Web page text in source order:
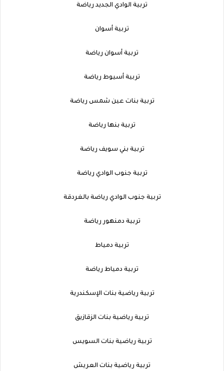
تربية الوادي الجديد رياضة
تربية أسوان
تربية أسوان رياضة
تربية أسيوط رياضة
تربية بنات عين شمس رياضة
تربية بنها رياضة
تربية بني سويف رياضة
تربية جنوب الوادي رياضة
تربية جنوب الوادي رياضة بالغردقة
تربية دمنهور رياضة
تربية دمياط
تربية دمياط رياضة
تربية رياضية بنات الإسكندرية
تربية رياضية بنات الزقازيق
تربية رياضية بنات السويس
تربية رياضية بنات العريش